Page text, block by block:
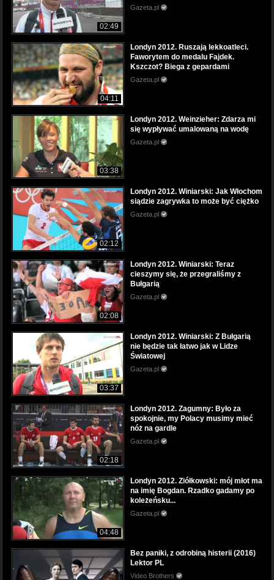
02:49
Gazeta.pl
04:11
Londyn 2012. Ruszają lekkoatleci.
Faworytem do medalu Fajdek.
Kszczot? Biega z gepardami
Gazeta.pl
03:38
Londyn 2012. Weinzieher: Zdarza mi
się wypływać umalowaną na wodę
Gazeta.pl
02:12
Londyn 2012. Winiarski: Jak Włochom
siądzie zagrywka to może być ciężko
Gazeta.pl
02:08
Londyn 2012. Winiarski: Teraz
cieszymy się, że przegraliśmy z
Bułgarią
Gazeta.pl
03:37
Londyn 2012. Winiarski: Z Bułgarią
nie będzie tak łatwo jak w Lidze
Światowej
Gazeta.pl
02:18
Londyn 2012. Zagumny: Było za
spokojnie, my Polacy musimy mieć
nóż na gardle
Gazeta.pl
04:48
Londyn 2012. Ziółkowski: mój młot ma
na imię Bogdan. Rzadko gadamy po
koleżeńsku...
Gazeta.pl
Bez paniki, z odrobiną histerii (2016)
Lektor PL
Video Brothers